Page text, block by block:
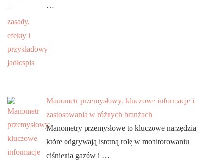
…
Manometr przemysłowy: kluczowe informacje i
zastosowania w różnych branżach
Manometry przemysłowe to kluczowe narzędzia,
które odgrywają istotną rolę w monitorowaniu
ciśnienia gazów i …